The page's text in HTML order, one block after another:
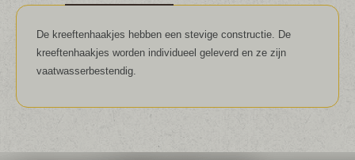
De kreeftenhaakjes hebben een stevige constructie. De
kreeftenhaakjes worden individueel geleverd en ze zijn
vaatwasserbestendig.